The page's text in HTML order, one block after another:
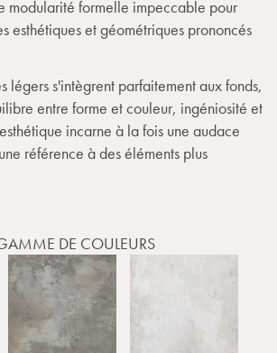
modularité formelle impeccable pour
esthétiques et géométriques prononcés
légers s'intègrent parfaitement aux fonds,
entre forme et couleur, ingéniosité et
incarne à la fois une audace
référence à des éléments plus
DE COULEURS